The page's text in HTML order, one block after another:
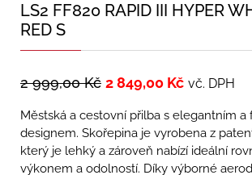
LS2 FF820 RAPID III HYPER
RED S
2 999,00Kč 2 849,00 Kč vč. DPH
Městská a cestovní přilba s elegantním a
designem. Skořepina je vyrobena z
který je lehký a zároveň nabízí ideální
výkonem a odolností. Díky výborné